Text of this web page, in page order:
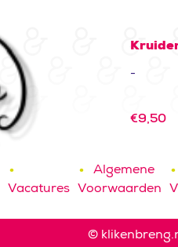
-
€9,50
Vacatures
Algemene
Voorwaarden
©